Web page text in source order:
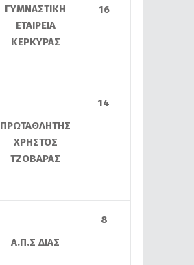
ΓΥΜΝΑΣΤΙΚΗ
ΕΤΑΙΡΕΙΑ
ΚΕΡΚΥΡΑΣ
16
ΠΡΩΤΑΘΛΗΤΗΣ
ΧΡΗΣΤΟΣ
ΤΖΟΒΑΡΑΣ
14
Α.Π.Σ ΔΙΑΣ
8